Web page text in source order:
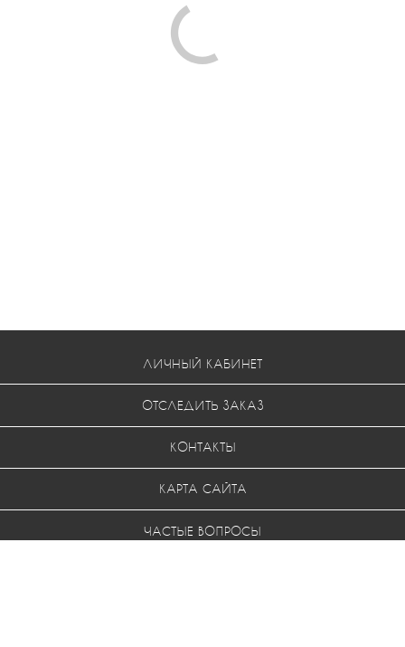
ЛИЧНЫЙ КАБИНЕТ
ОТСЛЕДИТЬ ЗАКАЗ
КОНТАКТЫ
КАРТА САЙТА
ЧАСТЫЕ ВОПРОСЫ